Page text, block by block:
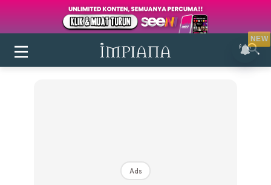
Login|Register
Ads
NEW